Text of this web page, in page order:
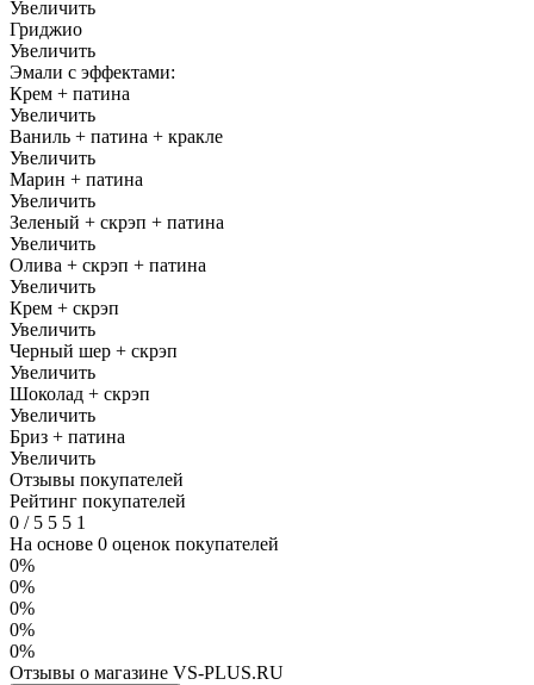
Увеличить
Гриджио
Увеличить
Эмали с эффектами:
Крем + патина
Увеличить
Ваниль + патина + кракле
Увеличить
Марин + патина
Увеличить
Зеленый + скрэп + патина
Увеличить
Олива + скрэп + патина
Увеличить
Крем + скрэп
Увеличить
Черный шер + скрэп
Увеличить
Шоколад + скрэп
Увеличить
Бриз + патина
Увеличить
Отзывы покупателей
Рейтинг покупателей
0 /5 5 5 1
На основе 0 оценок покупателей
0%
0%
0%
0%
0%
Отзывы о магазине VS-PLUS.RU